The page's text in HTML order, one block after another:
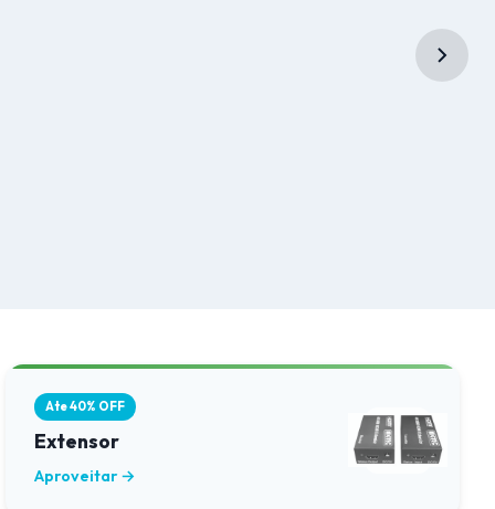
Ate 40% OFF
Extensor
Aproveitar →